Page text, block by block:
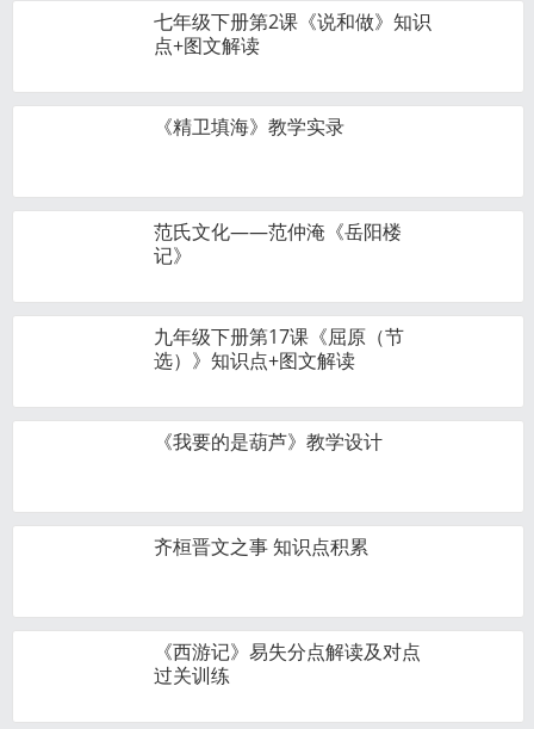
七年级下册第2课《说和做》知识
点+图文解读
《精卫填海》教学实录
范氏文化——范仲淹《岳阳楼
记》
九年级下册第17课《屈原（节
选）》知识点+图文解读
《我要的是葫芦》教学设计
齐桓晋文之事 知识点积累
《西游记》易失分点解读及对点
过关训练